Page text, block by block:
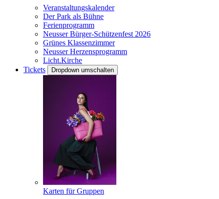
Veranstaltungskalender
Der Park als Bühne
Ferienprogramm
Neusser Bürger-Schützenfest 2026
Grünes Klassenzimmer
Neusser Herzensprogramm
Licht.Kirche
Tickets
Dropdown umschalten
Karten für Gruppen